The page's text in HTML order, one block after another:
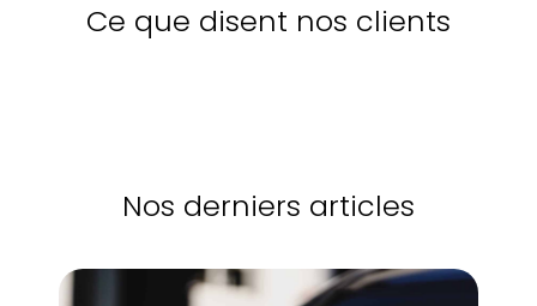
Ce que disent nos clients
Nos derniers articles